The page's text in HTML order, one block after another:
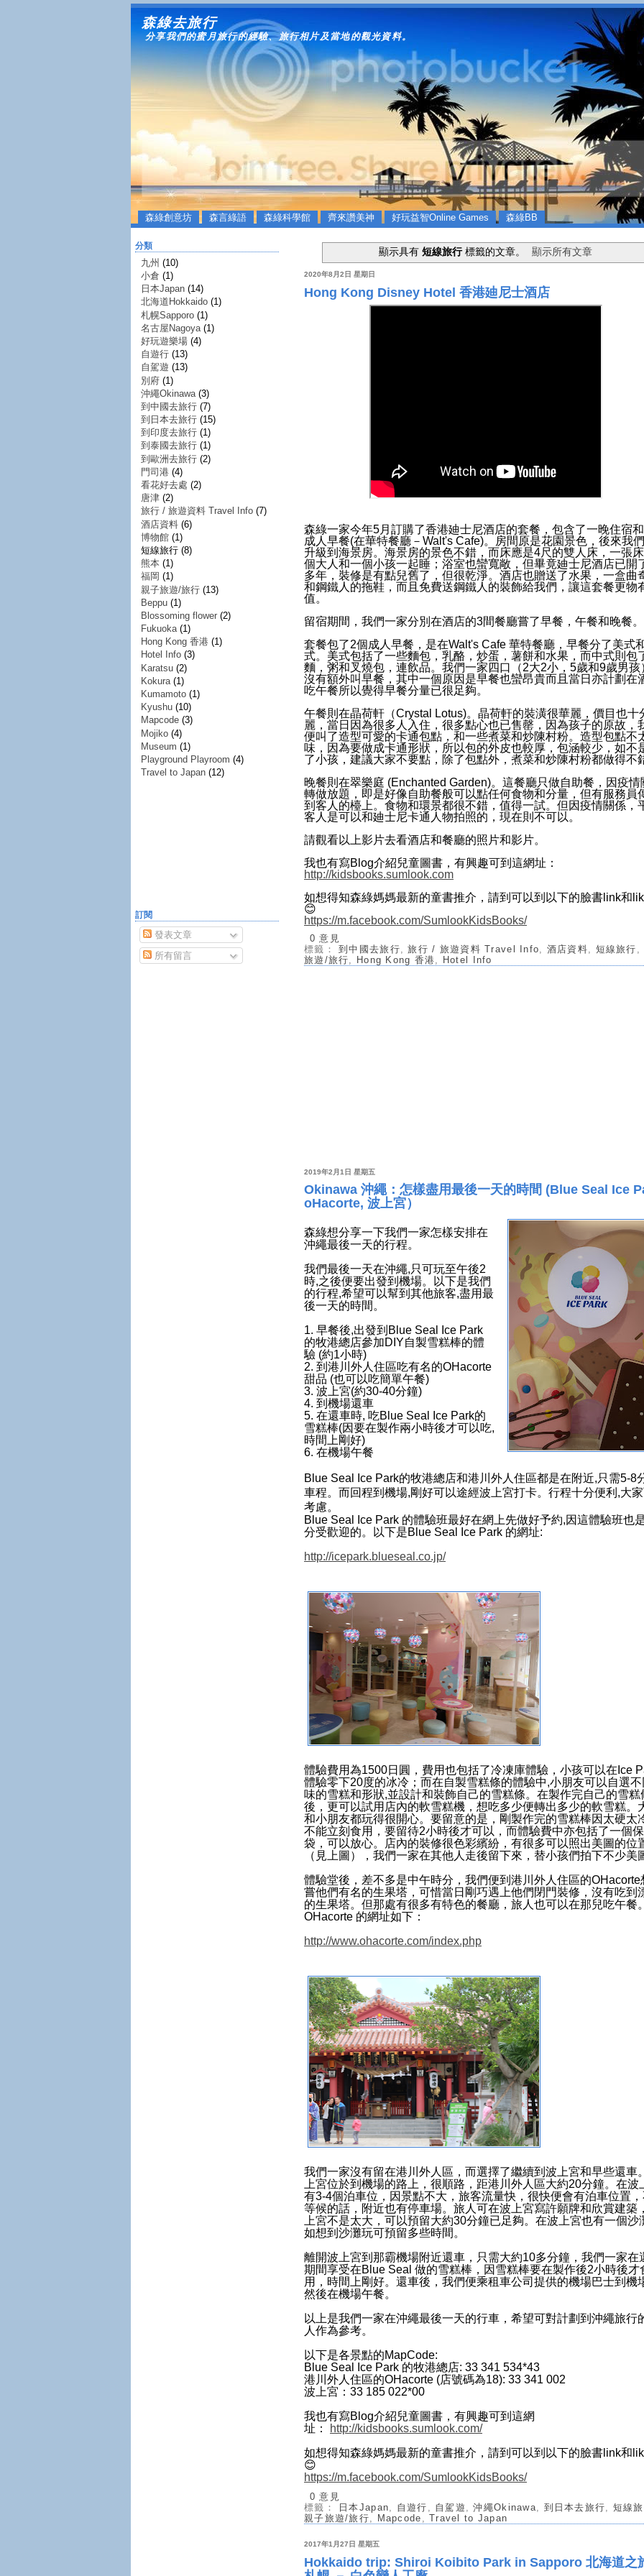
森綠去旅行
分享我們的蜜月旅行的經驗、旅行相片及當地的觀光資料。
森綠創意坊 森言綠語 森綠科學館 齊來讚美神 好玩益智Online Games 森綠BB
分類
九州 (10)
小倉 (1)
日本Japan (14)
北海道Hokkaido (1)
札幌Sapporo (1)
名古屋Nagoya (1)
好玩遊樂場 (4)
自遊行 (13)
自駕遊 (13)
別府 (1)
沖繩Okinawa (3)
到中國去旅行 (7)
到日本去旅行 (15)
到印度去旅行 (1)
到泰國去旅行 (1)
到歐洲去旅行 (2)
門司港 (4)
看花好去處 (2)
唐津 (2)
旅行 / 旅遊資料 Travel Info (7)
酒店資料 (6)
博物館 (1)
短線旅行 (8)
熊本 (1)
福岡 (1)
親子旅遊/旅行 (13)
Beppu (1)
Blossoming flower (2)
Fukuoka (1)
Hong Kong 香港 (1)
Hotel Info (3)
Karatsu (2)
Kokura (1)
Kumamoto (1)
Kyushu (10)
Mapcode (3)
Mojiko (4)
Museum (1)
Playground Playroom (4)
Travel to Japan (12)
訂閱
發表文章
所有留言
顯示具有 短線旅行標籤的文章。 顯示所有文章
2020年8月2日 星期日
Hong Kong Disney Hotel 香港廸尼士酒店
森綠一家今年5月訂購了香港廸士尼酒店的套餐，包含了一晚住宿
成人早餐(在華特餐廳－Walt's Cafe)。房間原是花園景色，後來我
升級到海景房。海景房的景色不錯，而床應是4尺的雙人床，一張
個大人和一個小孩一起睡；浴室也蠻寬敞，但畢竟廸士尼酒店已開
多年，裝修是有點兒舊了，但很乾淨。酒店也贈送了水果，一盒曲
和鋼鐵人的拖鞋，而且免費送鋼鐵人的裝飾給我們，讓這套餐更物
值。
留宿期間，我們一家分別在酒店的3間餐廳嘗了早餐，午餐和晚餐。
套餐包了2個成人早餐，是在Walt's Cafe 華特餐廳，早餐分了美式
式。美式包括了一些麵包，乳酪，炒蛋，薯餅和水果，而中式則包
麵，粥和叉燒包，連飲品。我們一家四口（2大2小，5歲和9歲男孩
沒有額外叫早餐，其中一個原因是早餐也蠻昂貴而且當日亦計劃在
吃午餐所以覺得早餐分量已很足夠。
午餐則在晶荷軒（Crystal Lotus)。晶荷軒的裝潢很華麗，價目也十
麗，當日因為很多人入住，很多點心也已售罄，因為孩子的原故，
便叫了造型可愛的卡通包點，和一些煮菜和炒陳村粉。造型包點不
味，因為要做成卡通形狀，所以包的外皮也較厚，包涵較少，如不
了小孩，建議大家不要點，除了包點外，煮菜和炒陳村粉都做得不
晚餐則在翠樂庭 (Enchanted Garden)。這餐廳只做自助餐，因疫情
轉做放題，即是好像自助餐般可以點任何食物和分量，但有服務員
到客人的檯上。食物和環景都很不錯，值得一試。但因疫情關係，
客人是可以和廸士尼卡通人物拍照的，現在則不可以。
請觀看以上影片去看酒店和餐廳的照片和影片。
我也有寫Blog介紹兒童圖書，有興趣可到這網址：
http://kidsbooks.sumlook.com
如想得知森綠媽媽最新的童書推介，請到可以到以下的臉書link和
😊
https://m.facebook.com/SumlookKidsBooks/
0 意見
標籤：到中國去旅行,旅行 / 旅遊資料 Travel Info, 酒店資料, 短線旅行 ,
旅遊/旅行, Hong Kong 香港, Hotel Info
2019年2月1日 星期五
Okinawa 沖繩：怎樣盡用最後一天的時間 (Blue Seal Ice
oHacorte, 波上宮）
森綠想分享一下我們一家怎樣安排在
沖繩最後一天的行程。
我們最後一天在沖繩,只可玩至午後2
時,之後便要出發到機場。以下是我們
的行程,希望可以幫到其他旅客,盡用最
後一天的時間。
1. 早餐後,出發到Blue Seal Ice Park
的牧港總店參加DIY自製雪糕棒的體
驗 (約1小時)
2. 到港川外人住區吃有名的OHacorte
甜品 (也可以吃簡單午餐)
3. 波上宮(約30-40分鐘)
4. 到機場還車
5. 在還車時, 吃Blue Seal Ice Park的
雪糕棒(因要在製作兩小時後才可以吃,
時間上剛好)
6. 在機場午餐
Blue Seal Ice Park的牧港總店和港川外人住區都是在附近,只需5-8
車程。而回程到機場,剛好可以途經波上宮打卡。行程十分便利,大
考慮。
Blue Seal Ice Park 的體驗班最好在網上先做好予約,因這體驗班也
分受歡迎的。以下是Blue Seal Ice Park 的網址:
http://icepark.blueseal.co.jp/
體驗費用為1500日圓，費用也包括了冷凍庫體驗，小孩可以在Ice
體驗零下20度的冰冷；而在自製雪糕條的體驗中,小朋友可以自選
味的雪糕和形狀,並設計和裝飾自己的雪糕條。在製作完自己的雪糕
後，更可以試用店內的軟雪糕機，想吃多少便轉出多少的軟雪糕。
和小朋友都玩得很開心。要留意的是，剛製作完的雪糕棒因太硬太
不能立刻食用，要留待2小時後才可以，而體驗費中亦包括了一個
袋，可以放心。店內的裝修很色彩繽紛，有很多可以照出美圖的位
（見上圖），我們一家在其他人走後留下來，替小孩們拍下不少美
體驗堂後，差不多是中午時分，我們便到港川外人住區的OHacorte
嘗他們有名的生果塔，可惜當日剛巧遇上他們閉門裝修，沒有吃到
的生果塔。但那處有很多有特色的餐廳，旅人也可以在那兒吃午餐
OHacorte 的網址如下：
http://www.ohacorte.com/index.php
我們一家沒有留在港川外人區，而選擇了繼續到波上宮和早些還車
上宮位於到機場的路上，很順路，距港川外人區大約20分鐘。在波
有3-4個泊車位，因景點不大，旅客流量快，很快便會有泊車位置
等候的話，附近也有停車場。旅人可在波上宮寫許願牌和欣賞建築
上宮不是太大，可以預留大約30分鐘已足夠。在波上宮也有一個沙
如想到沙灘玩可預留多些時間。
離開波上宮到那霸機場附近還車，只需大約10多分鐘，我們一家在
期間享受在Blue Seal 做的雪糕棒，因雪糕棒要在製作後2小時後才
用，時間上剛好。還車後，我們便乘租車公司提供的機場巴士到機
然後在機場午餐。
以上是我們一家在沖繩最後一天的行車，希望可對計劃到沖繩旅行
人作為參考。
以下是各景點的MapCode:
Blue Seal Ice Park 的牧港總店: 33 341 534*43
港川外人住區的OHacorte (店號碼為18): 33 341 002
波上宮：33 185 022*00
我也有寫Blog介紹兒童圖書，有興趣可到這網
址：
http://kidsbooks.sumlook.com/
如想得知森綠媽媽最新的童書推介，請到可以到以下的臉書link和
😊
https://m.facebook.com/SumlookKidsBooks/
0 意見
標籤：
日本Japan 自遊行 自駕遊 ,沖繩Okinawa 到日本去旅行
短線
親子旅遊/旅行
Mapcode ,Travel to Japan
2017年1月27日 星期五
Hokkaido trip: Shiroi Koibito Park in Sapporo 北海道之